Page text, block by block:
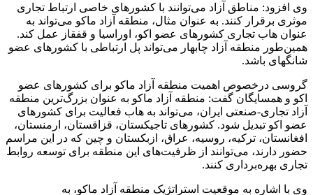
وی افزود: مناطق آزاد می‌توانند با کشورهای خاصی ارتباط تجاری
موثری برقرار کنند. به عنوان مثال، منطقه آزاد ماکو می‌تواند به
عنوان هاب تجاری کشورهای عضو اکو، اوراسیا و قفقاز عمل کند.
همین‌طور منطقه آزاد چابهار می‌تواند پل ارتباطی با کشورهای عضو
شانگهای باشد.
گروسی درخصوص اهمیت منطقه آزاد ماکو برای کشورهای عضو
اکو و همسایگان گفت: منطقه آزاد ماکو به عنوان بزرگ‌ترین منطقه
آزاد تجاری-صنعتی ایران، می‌تواند به هاب فعالیت برای کشورهای
عضو اکو تبدیل شود. کشورهای تاجیکستان، قزاقستان، ارمنستان،
افغانستان، ترکیه، روسیه، عراق، ازبکستان و چین که در این مراسم
حضور دارند، می‌توانند از ظرفیت‌های این منطقه برای توسعه روابط
تجاری بهره‌برداری کنند.
وی با اشاره به موقعیت استراتژیک منطقه آزاد ماکو، به